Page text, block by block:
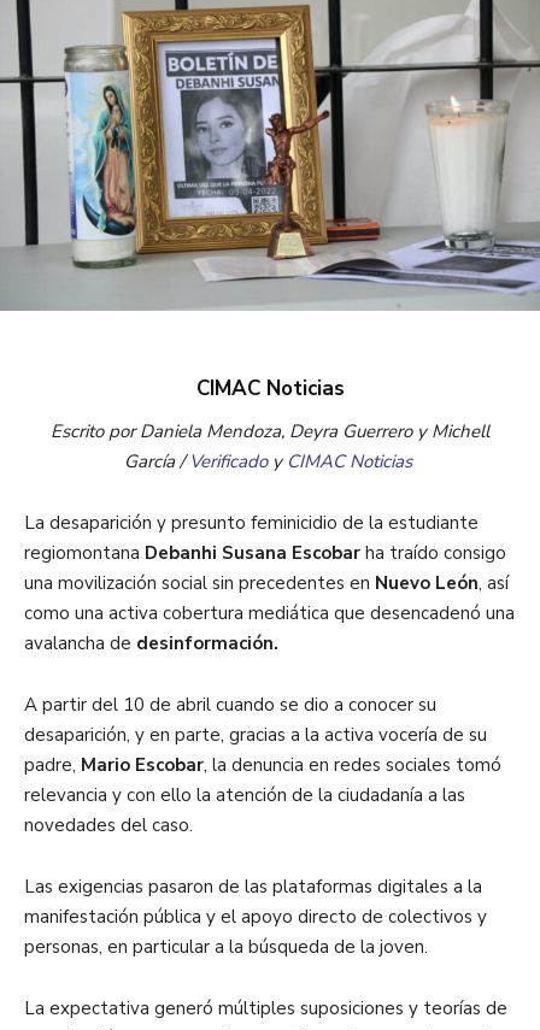
CIMAC Noticias
Escrito por Daniela Mendoza, Deyra Guerrero y Michell
García /Verificadoy CIMAC Noticias
La desaparición y presunto feminicidio de la estudiante
regiomontana Debanhi Susana Escobar ha traído consigo
una movilización social sin precedentes en Nuevo León, así
como una activa cobertura mediática que desencadenó una
avalancha de desinformación.
A partir del 10 de abril cuando se dio a conocer su
desaparición, y en parte, gracias a la activa vocería de su
padre, Mario Escobar, la denuncia en redes sociales tomó
relevancia y con ello la atención de la ciudadanía a las
novedades del caso.
Las exigencias pasaron de las plataformas digitales a la
manifestación pública y el apoyo directo de colectivos y
personas, en particular a la búsqueda de la joven.
La expectativa generó múltiples suposiciones y teorías de